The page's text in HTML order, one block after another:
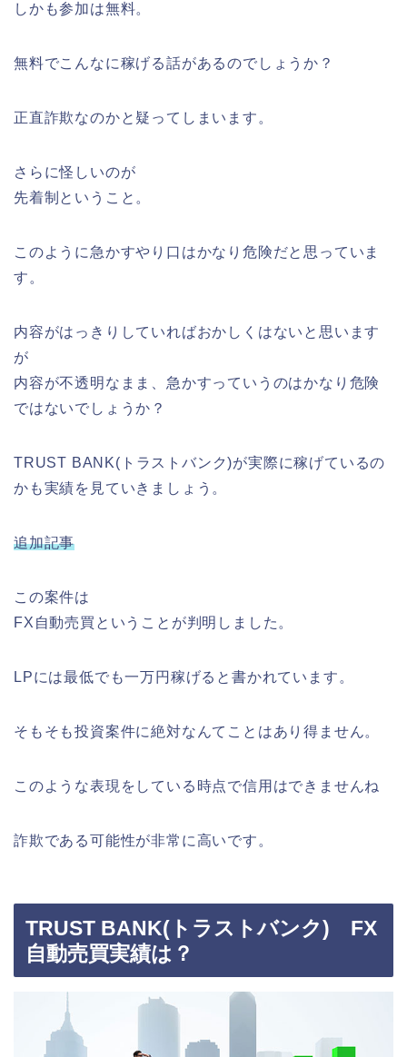
しかも参加は無料。
無料でこんなに稼げる話があるのでしょうか？
正直詐欺なのかと疑ってしまいます。
さらに怪しいのが
先着制ということ。
このように急かすやり口はかなり危険だと思っていま
す。
内容がはっきりしていればおかしくはないと思います
が
内容が不透明なまま、急かすっていうのはかなり危険
ではないでしょうか？
TRUST BANK(トラストバンク)が実際に稼げているの
かも実績を見ていきましょう。
追加記事
この案件は
FX自動売買ということが判明しました。
LPには最低でも一万円稼げると書かれています。
そもそも投資案件に絶対なんてことはあり得ません。
このような表現をしている時点で信用はできませんね
詐欺である可能性が非常に高いです。
TRUST BANK(トラストバンク) FX
自動売買実績は？